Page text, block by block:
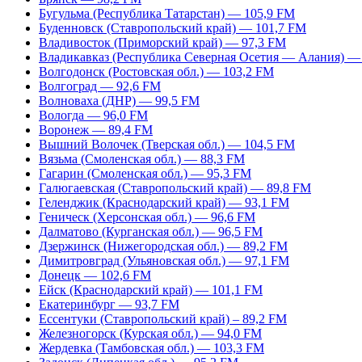
Бугульма (Республика Татарстан) — 105,9 FM
Буденновск (Ставропольский край) — 101,7 FM
Владивосток (Приморский край) — 97,3 FM
Владикавказ (Республика Северная Осетия — Алания)
Волгодонск (Ростовская обл.) — 103,2 FM
Волгоград — 92,6 FM
Волноваха (ДНР) — 99,5 FM
Вологда — 96,0 FM
Воронеж — 89,4 FM
Вышний Волочек (Тверская обл.) — 104,5 FM
Вязьма (Смоленская обл.) — 88,3 FM
Гагарин (Смоленская обл.) — 95,3 FM
Галюгаевская (Ставропольский край) — 89,8 FM
Геленджик (Краснодарский край) — 93,1 FM
Геническ (Херсонская обл.) — 96,6 FM
Далматово (Курганская обл.) — 96,5 FM
Дзержинск (Нижегородская обл.) — 89,2 FM
Димитровград (Ульяновская обл.) — 97,1 FM
Донецк — 102,6 FM
Ейск (Краснодарский край) — 101,1 FM
Екатеринбург — 93,7 FM
Ессентуки (Ставропольский край) – 89,2 FM
Железногорск (Курская обл.) — 94,0 FM
Жердевка (Тамбовская обл.) — 103,3 FM